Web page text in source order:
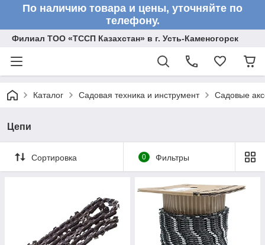
По наличию товара и цены, уточняйте по
телефону.
Филиал ТОО «ТССП Казахстан» в г. Усть-Каменогорск
Каталог Садовая техника и инструмент Садовые
Цепи
Сортировка 0 Фильтры